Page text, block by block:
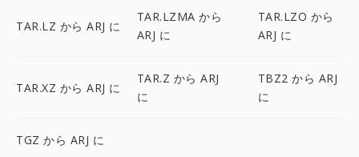
TAR.LZ から ARJ に
TAR.LZMA から
ARJ に
TAR.LZO から
ARJ に
TAR.XZ から ARJ に
TAR.Z から ARJ
に
TBZ2 から ARJ
に
TGZ から ARJ に